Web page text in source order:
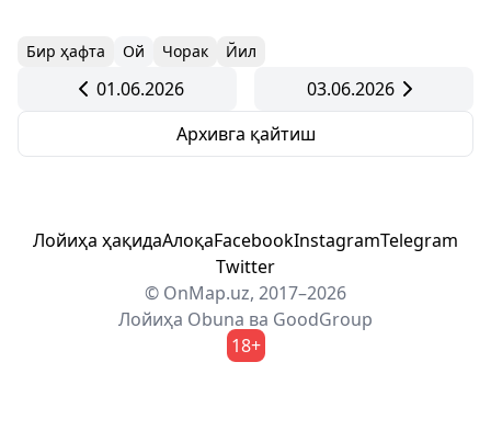
Бир ҳафта Ой Чорак Йил
01.06.2026
03.06.2026
Архивга қайтиш
Лойиҳа ҳақидаАлоқаFacebookInstagramTelegram
Twitter
© OnMap.uz, 2017–2026
Лойиҳа Obuna ва GoodGroup
18+